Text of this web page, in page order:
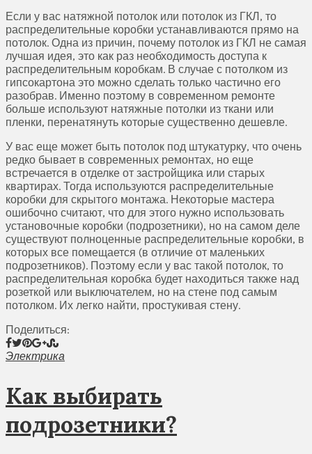
Если у вас натяжной потолок или потолок из ГКЛ, то
распределительные коробки устанавливаются прямо на
потолок. Одна из причин, почему потолок из ГКЛ не самая
лучшая идея, это как раз необходимость доступа к
распределительным коробкам. В случае с потолком из
гипсокартона это можно сделать только частично его
разобрав. Именно поэтому в современном ремонте
больше используют натяжные потолки из ткани или
пленки, перенатянуть которые существенно дешевле.
У вас еще может быть потолок под штукатурку, что очень
редко бывает в современных ремонтах, но еще
встречается в отделке от застройщика или старых
квартирах. Тогда используются распределительные
коробки для скрытого монтажа. Некоторые мастера
ошибочно считают, что для этого нужно использовать
установочные коробки (подрозетники), но на самом деле
существуют полноценные распределительные коробки, в
которых все помещается (в отличие от маленьких
подрозетников). Поэтому если у вас такой потолок, то
распределительная коробка будет находиться также над
розеткой или выключателем, но на стене под самым
потолком. Их легко найти, простукивая стену.
Поделиться:
Электрика
Как выбирать
подрозетники?